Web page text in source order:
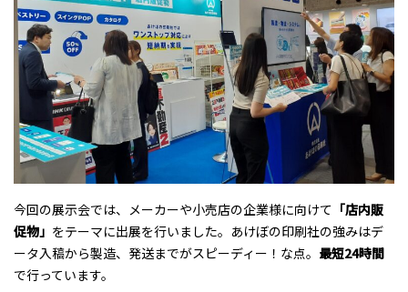
今回の展示会では、メーカーや小売店の企業様に向けて 「店内販
促物」 をテーマに出展を行いました。あけぼの印刷社の強みはデ
ータ入稿から製造、発送までがスピーディー！な点。 最短24時間
で行っています。